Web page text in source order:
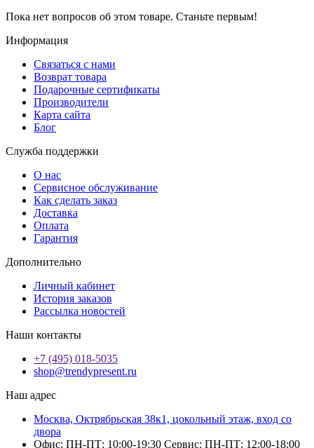
Пока нет вопросов об этом товаре. Станьте первым!
Информация
Связаться с нами
Возврат товара
Подарочные сертификаты
Производители
Карта сайта
Блог
Служба поддержки
О нас
Сервисное обслуживание
Как сделать заказ
Доставка
Оплата
Гарантия
Дополнительно
Личный кабинет
История заказов
Рассылка новостей
Наши контакты
+7 (495) 018-5035
shop@trendypresent.ru
Наш адрес
Москва, Октрябрьская 38к1, цокольный этаж, вход со
двора
Офис: ПН-ПТ: 10:00-19:30 Сервис: ПН-ПТ: 12:00-18:00